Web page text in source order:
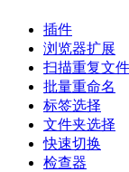
插件
浏览器扩展
扫描重复文件
批量重命名
标签选择
文件夹选择
快速切换
检查器